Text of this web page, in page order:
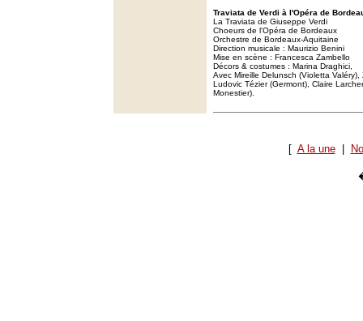
Traviata de Verdi à l'Opéra de
La Traviata de Giuseppe Verdi
Choeurs de l'Opéra de Bordeaux
Orchestre de Bordeaux-Aquitaine
Direction musicale : Maurizio Benini
Mise en scène : Francesca Zambello
Décors & costumes : Marina Draghici,
Avec Mireille Delunsch (Violetta
Ludovic Tézier (Germont), Claire
Monestier).
[ A la une|